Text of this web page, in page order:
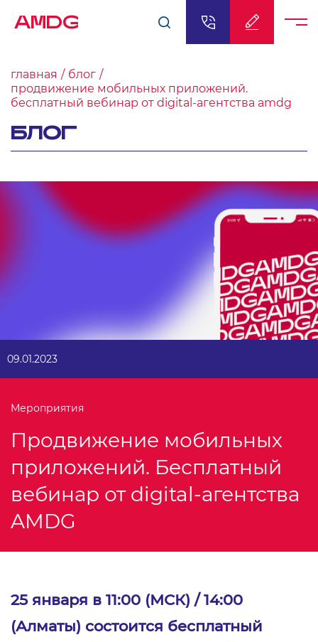
AMDG
главная
блог
продвижение мобильных приложений.
бесплатный вебинар от digital-агентства amdg
БЛОГ
09.01.2023
Мероприятия
Продвижение мобильных
приложений. Бесплатный
вебинар от digital-агентства
AMDG
25 января в 11:00 (МСК) / 14:00
(Алматы) состоится бесплатный